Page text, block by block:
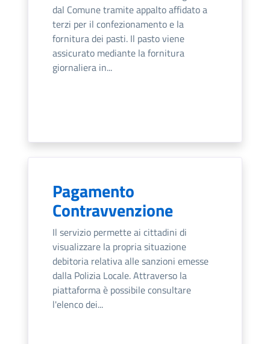
dal Comune tramite appalto affidato a
terzi per il confezionamento e la
fornitura dei pasti. Il pasto viene
assicurato mediante la fornitura
giornaliera in...
Pagamento
Contravvenzione
Il servizio permette ai cittadini di
visualizzare la propria situazione
debitoria relativa alle sanzioni emesse
dalla Polizia Locale. Attraverso la
piattaforma è possibile consultare
l'elenco dei...